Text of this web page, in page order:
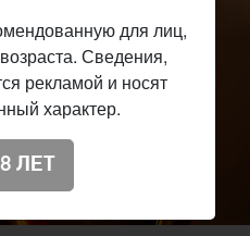
для лиц,
Сведения,
рекламой и носят
характер.
ЛЕТ